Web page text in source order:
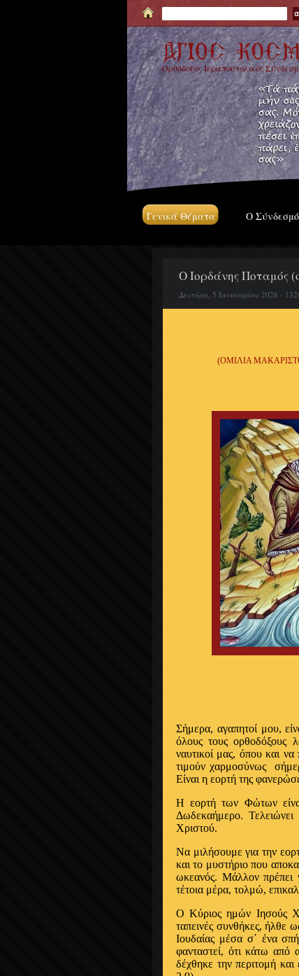
Ορθόδοξος Ιεραποστολικός
Γενικά Θέματα Ο
Ο Ιορδάνης Ποταμός
Δευτέρα, 5 Ιανουαρίου 2026 -
(ΟΜΙΛΙΑ
Σήμερα, αγαπητοί μου,
όλους τους ορθοδόξους
ναυτικοί μας, όπου και να
τιμούν χαρμοσύνως
Είναι η εορτή της
Η εορτή των Φώτων
Δωδεκαήμερο.
Χριστού.
Να μιλήσουμε για την
και το μυστήριο που
ωκεανός. Μάλλον
τέτοια μέρα, τολμώ,
Ο Κύριος ημών Ιησούς
ταπεινές συνθήκες, ήλθε
Ιουδαίας μέσα σ΄ ένα
φανταστεί, ότι κάτω
δέχθηκε την περιτομή